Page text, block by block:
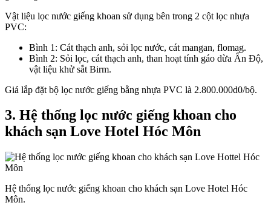
Vật liệu lọc nước giếng khoan sử dụng bên trong 2 cột lọc nhựa
PVC:
Bình 1: Cát thạch anh, sỏi lọc nước, cát mangan, flomag.
Bình 2: Sỏi lọc, cát thạch anh, than hoạt tính gáo dừa Ấn Độ,
vật liệu khử sắt Birm.
Giá lắp đặt bộ lọc nước giếng bằng nhựa PVC là 2.800.000d0/bộ.
3. Hệ thống lọc nước giếng khoan cho
khách sạn Love Hotel Hóc Môn
Hệ thống lọc nước giếng khoan cho khách sạn Love Hotel Hóc
Môn.